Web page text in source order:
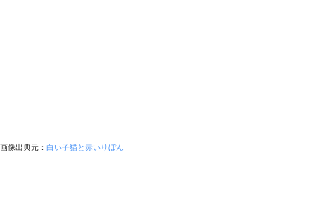
画像出典元： 白い子猫と赤いりぼん